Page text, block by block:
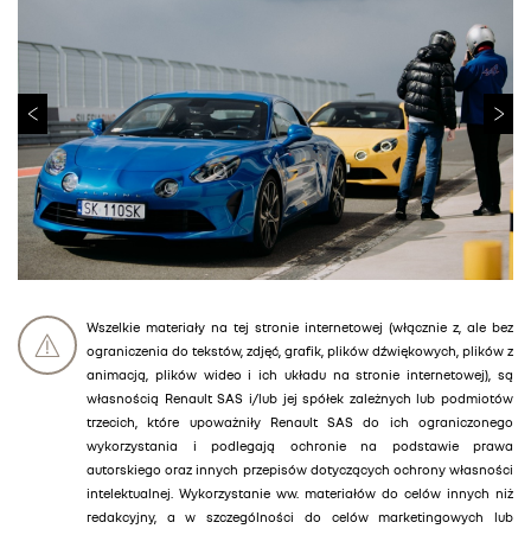
Wszelkie materiały na tej stronie internetowej (włącznie z, ale bez
ograniczenia do tekstów, zdjęć, grafik, plików dźwiękowych, plików z
animacją, plików wideo i ich układu na stronie internetowej), są
własnością Renault SAS i/lub jej spółek zależnych lub podmiotów
trzecich, które upoważniły Renault SAS do ich ograniczonego
wykorzystania i podlegają ochronie na podstawie prawa
autorskiego oraz innych przepisów dotyczących ochrony własności
intelektualnej. Wykorzystanie ww. materiałów do celów innych niż
redakcyjny, a w szczególności do celów marketingowych lub